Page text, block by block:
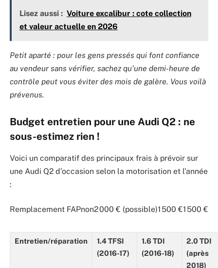
Lisez aussi : Voiture excalibur : cote collection
et valeur actuelle en 2026
Petit aparté : pour les gens pressés qui font confiance
au vendeur sans vérifier, sachez qu’une demi-heure de
contrôle peut vous éviter des mois de galère. Vous voilà
prévenus.
Budget entretien pour une Audi Q2 : ne
sous-estimez rien !
Voici un comparatif des principaux frais à prévoir sur
une Audi Q2 d’occasion selon la motorisation et l’année
:
Remplacement FAPnon2 000 € (possible)1 500 €1 500 €
Entretien/réparation
1.4 TFSI
(2016-17)
1.6 TDI
(2016-18)
2.0 TDI
(après
2018)